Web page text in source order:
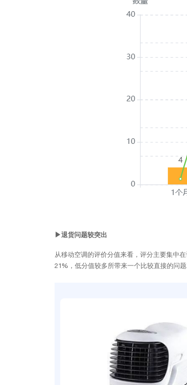
▶退货问题较突出
从移动空调的评价分值来看，评分主要集中
21%，低分值较多所带来一个比较直接的问题